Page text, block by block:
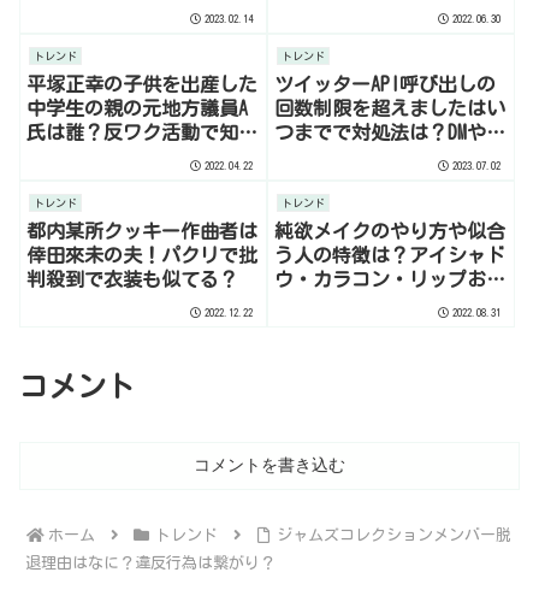
2023.02.14 2022.06.30
トレンド
平塚正幸の子供を出産した
中学生の親の元地方議員A
氏は誰？反ワク活動で知り
2022.04.22
トレンド
ツイッターAPI呼び出しの
回数制限を超えましたはい
つまでで対処法は？DMや解
2023.07.02
トレンド
都内某所クッキー作曲者は
倖田來未の夫！パクリで批
判殺到で衣装も似てる？
2022.12.22
トレンド
純欲メイクのやり方や似合
う人の特徴は？アイシャド
ウ・カラコン・リップおす
2022.08.31
コメント
コメントを書き込む
ホーム トレンド
ジャムズコレクションメンバー脱
退理由はなに？違反行為は繋がり？